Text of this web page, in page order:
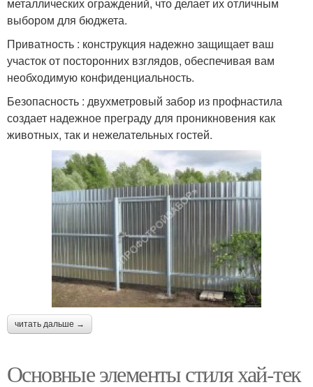
выбором для бюджета.
Приватность : конструкция надежно защищает ваш
участок от посторонних взглядов, обеспечивая вам
необходимую конфиденциальность.
Безопасность : двухметровый забор из профнастила
создает надежное преграду для проникновения как
животных, так и нежелательных гостей.
читать дальше →
Основные элементы стиля хай-тек